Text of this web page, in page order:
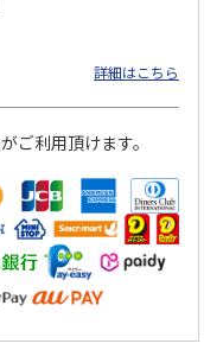
詳細はこちら
ご利用頂けます。